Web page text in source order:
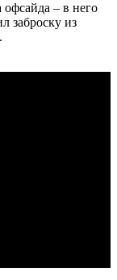
офсайда – в него
заброску из